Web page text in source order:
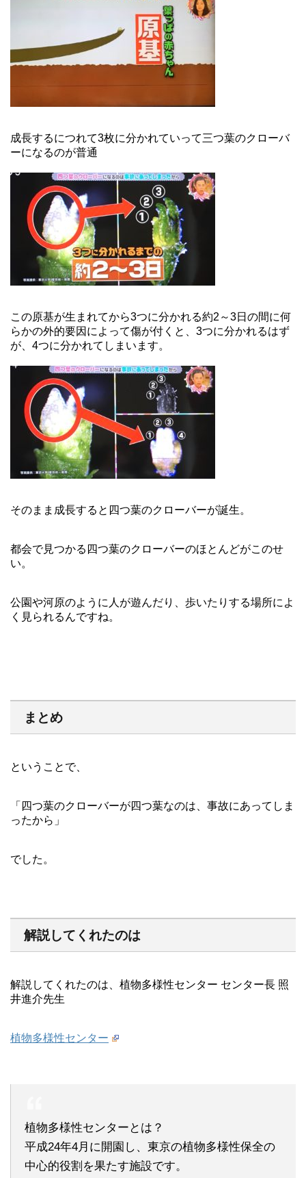
成長するにつれて3枚に分かれていって三つ葉のクローバ
ーになるのが普通
この原基が生まれてから3つに分かれる約2～3日の間に何
らかの外的要因によって傷が付くと、3つに分かれるはず
が、4つに分かれてしまいます。
そのまま成長すると四つ葉のクローバーが誕生。
都会で見つかる四つ葉のクローバーのほとんどがこのせ
い。
公園や河原のように人が遊んだり、歩いたりする場所によ
く見られるんですね。
まとめ
ということで、
「四つ葉のクローバーが四つ葉なのは、事故にあってしま
ったから」
でした。
解説してくれたのは
解説してくれたのは、植物多様性センター センター長 照
井進介先生
植物多様性センター
植物多様性センターとは？
平成24年4月に開園し、東京の植物多様性保全の
中心的役割を果たす施設です。